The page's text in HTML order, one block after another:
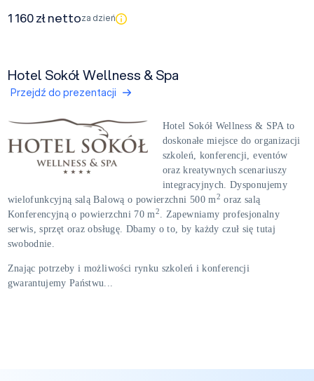
1 160 zł nettoza dzień
Hotel Sokół Wellness & Spa
Przejdź do prezentacji
Hotel Sokół Wellness & SPA to
doskonałe miejsce do organizacji
szkoleń, konferencji, eventów
oraz kreatywnych scenariuszy
integracyjnych. Dysponujemy
wielofunkcyjną salą Balową o powierzchni 500 m2 oraz salą
Konferencyjną o powierzchni 70 m2
. Zapewniamy profesjonalny
serwis, sprzęt oraz obsługę. Dbamy o to, by każdy czuł się tutaj
swobodnie.
Znając potrzeby i możliwości rynku szkoleń i konferencji
gwarantujemy Państwu...